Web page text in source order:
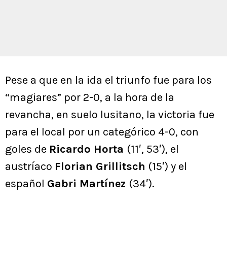
Pese a que en la ida el triunfo fue para los
“magiares” por 2-0, a la hora de la
revancha, en suelo lusitano, la victoria fue
para el local por un categórico 4-0, con
goles de Ricardo Horta (11′, 53′), el
austríaco Florian Grillitsch (15′) y el
español Gabri Martínez (34′).